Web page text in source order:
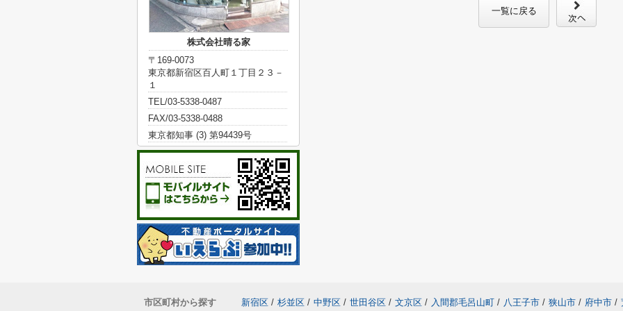
一覧に戻る
株式会社晴る家
〒169-0073
東京都新宿区百人町１丁目２３－
１
TEL/03-5338-0487
FAX/03-5338-0488
東京都知事 (3) 第94439号
市区町村から探す 新宿区 / 杉並区 / 中野区 / 世田谷区 / 文京区 / 入間郡毛呂山町 / 八王子市 / 狭山市 / 府中市 /